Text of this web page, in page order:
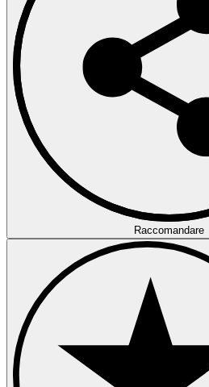
Raccomandare